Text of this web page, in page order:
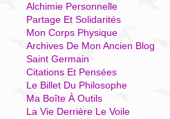
Alchimie Personnelle
Partage Et Solidarités
Mon Corps Physique
Archives De Mon Ancien Blog
Saint Germain
Citations Et Pensées
Le Billet Du Philosophe
Ma Boîte À Outils
La Vie Derrière Le Voile